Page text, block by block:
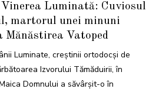
Vinerea Luminată: Cuviosul
martorul unei minuni
Mănăstirea Vatoped
Luminate, creștinii ortodocși de
Izvorului Tămăduirii, în
Domnului a săvârșit-o în